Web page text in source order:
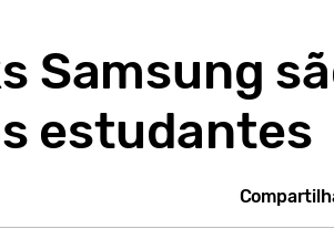
Samsung
estudantes